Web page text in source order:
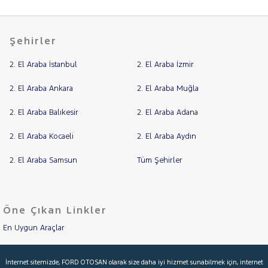
TESLA
TOYOTA
TRAKTÖR
Şehirler
2. El Araba İstanbul 2. El Araba İzmir
2. El Araba Ankara 2. El Araba Muğla
2. El Araba Balıkesir 2. El Araba Adana
2. El Araba Kocaeli 2. El Araba Aydın
2. El Araba Samsun Tüm Şehirler
Öne Çıkan Linkler
En Uygun Araçlar
İnternet sitemizde, FORD OTOSAN olarak size daha iyi hizmet sunabilmek için, internet